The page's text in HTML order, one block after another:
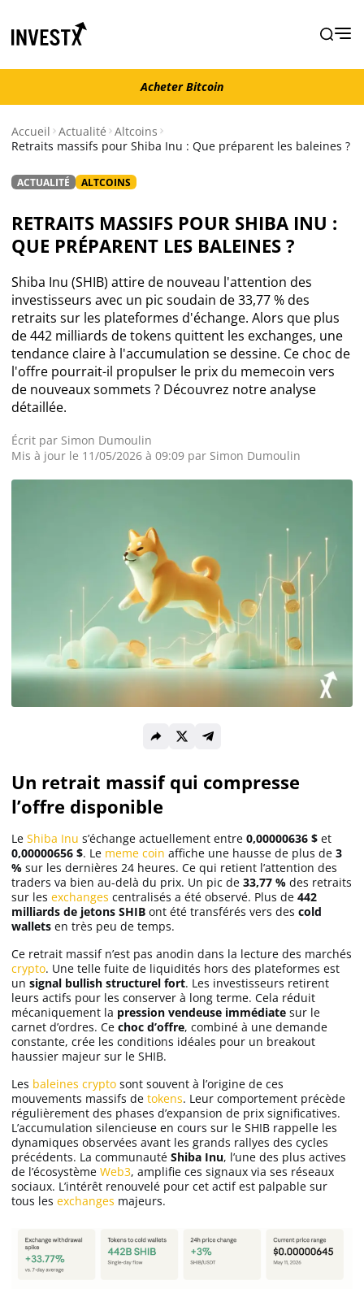
Acheter Bitcoin
Actualité Ethereum
Actualité Altcoins
Actualité NFT
Actualité Exchanges
Actualité IA
Acheter Cryptomonnaies
Prédictions
Cryptomonnaies
Bitcoin (BTC)
Solana (SOL)
Ripple (XRP)
Dogecoin (DOGE)
Binance Coin (BNB)
Trading
C’est quoi ?
Meilleur Broker
Apprendre
Indicateurs techniques
Meilleures plateformes
Acheter Bitcoin
Accueil Actualité Altcoins
Retraits massifs pour Shiba Inu : Que préparent les baleines ?
ACTUALITÉ ALTCOINS
RETRAITS MASSIFS POUR SHIBA INU :
QUE PRÉPARENT LES BALEINES ?
Shiba Inu (SHIB) attire de nouveau l'attention des
investisseurs avec un pic soudain de 33,77 % des
retraits sur les plateformes d'échange. Alors que plus
de 442 milliards de tokens quittent les exchanges, une
tendance claire à l'accumulation se dessine. Ce choc de
l'offre pourrait-il propulser le prix du memecoin vers
de nouveaux sommets ? Découvrez notre analyse
détaillée.
Écrit par Simon Dumoulin
Mis à jour le 11/05/2026 à 09:09 par Simon Dumoulin
Un retrait massif qui compresse
l’offre disponible
Le Shiba Inu s’échange actuellement entre 0,00000636 $ et
0,00000656 $. Le meme coin affiche une hausse de plus de 3
% sur les dernières 24 heures. Ce qui retient l’attention des
traders va bien au-delà du prix. Un pic de 33,77 % des retraits
sur les exchanges centralisés a été observé. Plus de 442
milliards de jetons SHIB ont été transférés vers des cold
wallets en très peu de temps.
Ce retrait massif n’est pas anodin dans la lecture des marchés
crypto. Une telle fuite de liquidités hors des plateformes est
un signal bullish structurel fort. Les investisseurs retirent
leurs actifs pour les conserver à long terme. Cela réduit
mécaniquement la pression vendeuse immédiate sur le
carnet d’ordres. Ce choc d’offre, combiné à une demande
constante, crée les conditions idéales pour un breakout
haussier majeur sur le SHIB.
Les baleines crypto sont souvent à l’origine de ces
mouvements massifs de tokens. Leur comportement précède
régulièrement des phases d’expansion de prix significatives.
L’accumulation silencieuse en cours sur le SHIB rappelle les
dynamiques observées avant les grands rallyes des cycles
précédents. La communauté Shiba Inu, l’une des plus actives
de l’écosystème Web3, amplifie ces signaux via ses réseaux
sociaux. L’intérêt renouvelé pour cet actif est palpable sur
tous les exchanges majeurs.